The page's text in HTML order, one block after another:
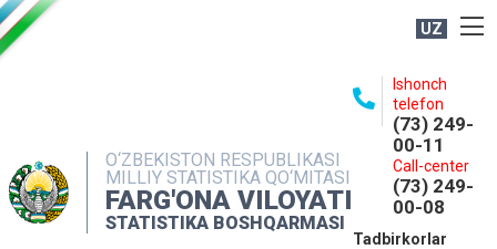
UZ
O‘ZBEKISTON RESPUBLIKASI
MILLIY STATISTIKA QO‘MITASI
FARG'ONA VILOYATI
STATISTIKA BOSHQARMASI
Ishonch
telefon
(73) 249-
00-11
Call-center
(73) 249-
00-08
Tadbirkorlar
NASHRLAR
INTERAKTIV XIZMATLAR
MATBUOT XIZMATI